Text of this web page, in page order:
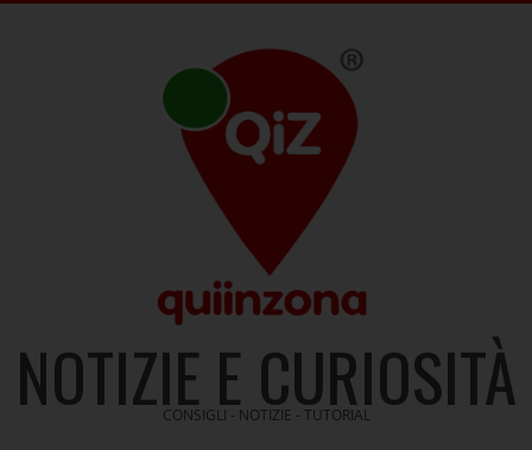
NOTIZIE E CURIOSITÀ
CONSIGLI - NOTIZIE - TUTORIAL